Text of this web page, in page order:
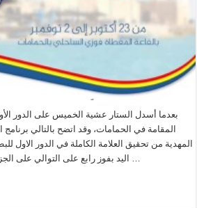
بعدما أسدل الستار عشية الخميس على الدور
المقامة في الحمامات، وقد اتضح بالتالي
المهدية من تحقيق العلامة الكاملة في الدور الاول
اليد بفوز رابع على التوالي على الجزيرة الاماراتي بنتيجة 34-18 يوم …